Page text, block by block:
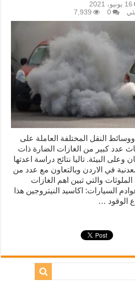
16 يونيو، 2021
0
7,939
النقل المختلفة العاملة على
عدد كبير من الغازات الضارة ذات
وعلى البيئة. تاليا نتائج دراسة اعدتها
في الاردن وبالتعاون مع عدد من
والتي تبين اهم الغازات
السيارات: اكاسيد النيتروجين هذا
الوقود …